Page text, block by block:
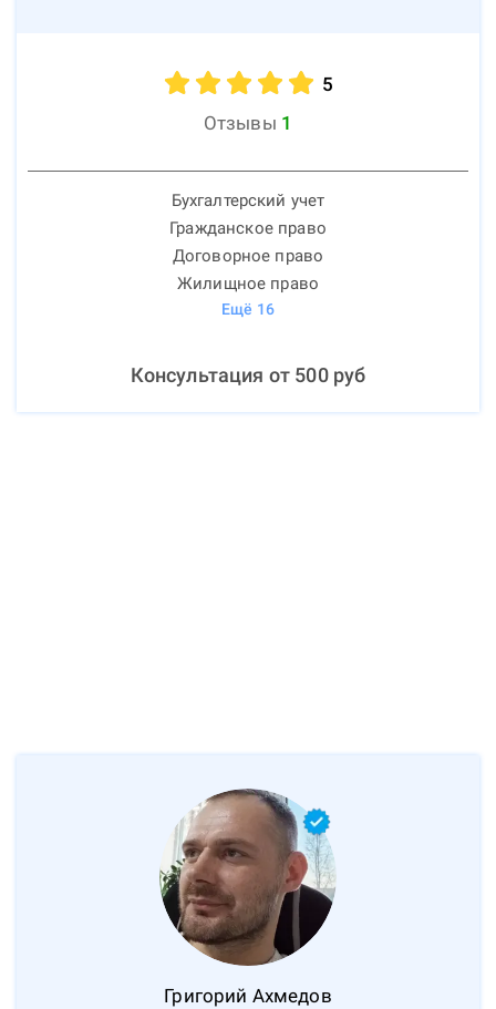
5
Отзывы 1
Бухгалтерский учет
Гражданское право
Договорное право
Жилищное право
Ещё 16
Консультация от 500руб
Григорий Ахмедов